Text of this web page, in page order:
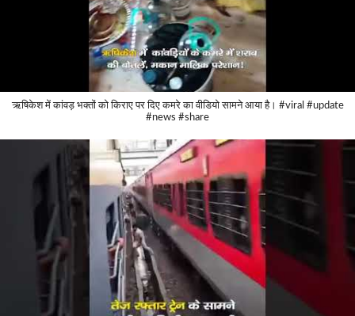
ऋषिकेश में कांवड़ भक्तों को किराए पर दिए कमरे का वीडियो सामने आया है। #viral #update
#news #share